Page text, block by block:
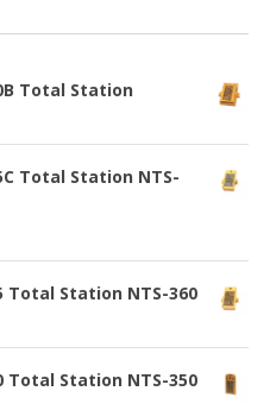
Total Station
Total Station NTS-
Total Station NTS-360
Total Station NTS-350